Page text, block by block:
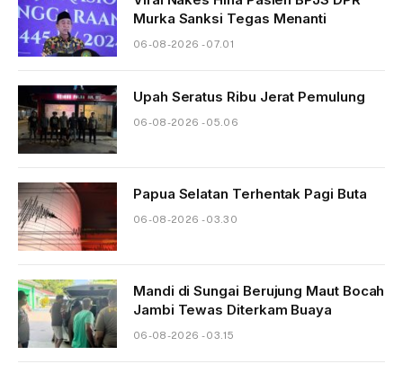
Murka Sanksi Tegas Menanti
06-08-2026 - 07.01
Upah Seratus Ribu Jerat Pemulung
06-08-2026 - 05.06
Papua Selatan Terhentak Pagi Buta
06-08-2026 - 03.30
Mandi di Sungai Berujung Maut Bocah
Jambi Tewas Diterkam Buaya
06-08-2026 - 03.15